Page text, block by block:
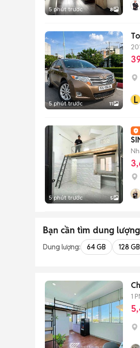
5 phút trước 8
5 phút trước 11 L
5 phút trước 5
Bạn cần tìm dung lượng
Dung lượng: 64 GB 128 GB
1